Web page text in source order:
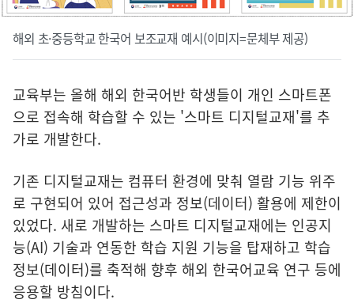
해외 초·중등학교 한국어 보조교재 예시(이미지=문체부 제공)
교육부는 올해 해외 한국어반 학생들이 개인 스마트폰
으로 접속해 학습할 수 있는 '스마트 디지털교재'를 추
가로 개발한다.
기존 디지털교재는 컴퓨터 환경에 맞춰 열람 기능 위주
로 구현되어 있어 접근성과 정보(데이터) 활용에 제한이
있었다. 새로 개발하는 스마트 디지털교재에는 인공지
능(AI) 기술과 연동한 학습 지원 기능을 탑재하고 학습
정보(데이터)를 축적해 향후 해외 한국어교육 연구 등에
응용할 방침이다.